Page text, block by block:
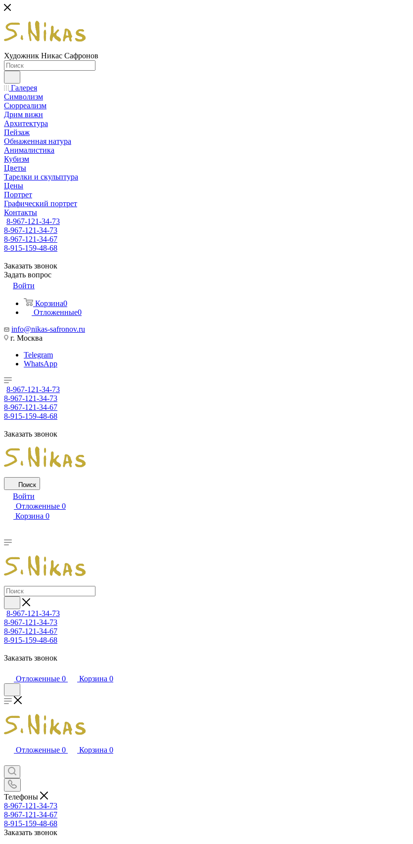
Художник Никас Сафронов
Галерея
Символизм
Сюрреализм
Дрим вижн
Архитектура
Пейзаж
Обнаженная натура
Анималистика
Кубизм
Цветы
Тарелки и скульптура
Цены
Портрет
Графический портрет
Контакты
8-967-121-34-73
8-967-121-34-73
8-967-121-34-67
8-915-159-48-68
Заказать звонок
Задать вопрос
Войти
Корзина0
Отложенные0
info@nikas-safronov.ru
г. Москва
Telegram
WhatsApp
8-967-121-34-73
8-967-121-34-73
8-967-121-34-67
8-915-159-48-68
Заказать звонок
Поиск
Войти
Отложенные 0
Корзина 0
8-967-121-34-73
8-967-121-34-73
8-967-121-34-67
8-915-159-48-68
Заказать звонок
Отложенные 0 Корзина 0
Отложенные 0 Корзина 0
Телефоны
8-967-121-34-73
8-967-121-34-67
8-915-159-48-68
Заказать звонок